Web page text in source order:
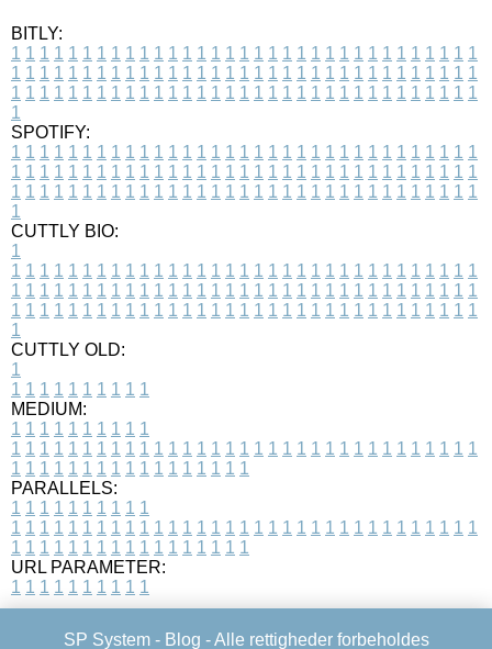
BITLY:
1 1 1 1 1 1 1 1 1 1 1 1 1 1 1 1 1 1 1 1 1 1 1 1 1 1 1 1 1 1 1 1 1
1 1 1 1 1 1 1 1 1 1 1 1 1 1 1 1 1 1 1 1 1 1 1 1 1 1 1 1 1 1 1 1 1
1 1 1 1 1 1 1 1 1 1 1 1 1 1 1 1 1 1 1 1 1 1 1 1 1 1 1 1 1 1 1 1 1
1
SPOTIFY:
1 1 1 1 1 1 1 1 1 1 1 1 1 1 1 1 1 1 1 1 1 1 1 1 1 1 1 1 1 1 1 1 1
1 1 1 1 1 1 1 1 1 1 1 1 1 1 1 1 1 1 1 1 1 1 1 1 1 1 1 1 1 1 1 1 1
1 1 1 1 1 1 1 1 1 1 1 1 1 1 1 1 1 1 1 1 1 1 1 1 1 1 1 1 1 1 1 1 1
1
CUTTLY BIO:
1
1 1 1 1 1 1 1 1 1 1 1 1 1 1 1 1 1 1 1 1 1 1 1 1 1 1 1 1 1 1 1 1 1
1 1 1 1 1 1 1 1 1 1 1 1 1 1 1 1 1 1 1 1 1 1 1 1 1 1 1 1 1 1 1 1 1
1 1 1 1 1 1 1 1 1 1 1 1 1 1 1 1 1 1 1 1 1 1 1 1 1 1 1 1 1 1 1 1 1
1
CUTTLY OLD:
1
1 1 1 1 1 1 1 1 1 1
MEDIUM:
1 1 1 1 1 1 1 1 1 1
1 1 1 1 1 1 1 1 1 1 1 1 1 1 1 1 1 1 1 1 1 1 1 1 1 1 1 1 1 1 1 1 1
1 1 1 1 1 1 1 1 1 1 1 1 1 1 1 1 1
PARALLELS:
1 1 1 1 1 1 1 1 1 1
1 1 1 1 1 1 1 1 1 1 1 1 1 1 1 1 1 1 1 1 1 1 1 1 1 1 1 1 1 1 1 1 1
1 1 1 1 1 1 1 1 1 1 1 1 1 1 1 1 1
URL PARAMETER:
1 1 1 1 1 1 1 1 1 1
SP System - Blog - Alle rettigheder forbeholdes